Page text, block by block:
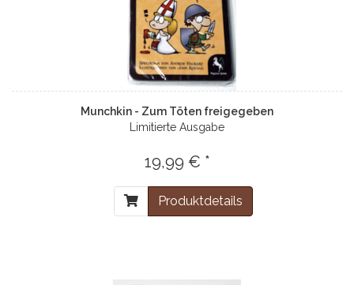
Munchkin - Zum Töten freigegeben
Limitierte Ausgabe
19,99 € *
Produktdetails